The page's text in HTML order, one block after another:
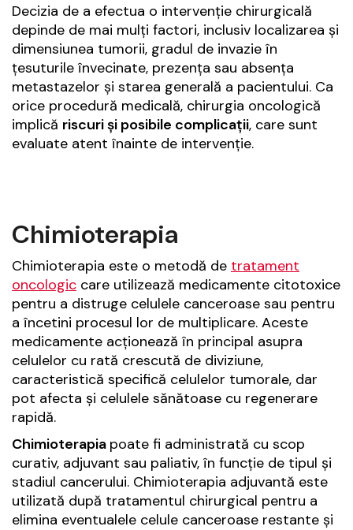
Decizia de a efectua o intervenție chirurgicală
depinde de mai mulți factori, inclusiv localizarea și
dimensiunea tumorii, gradul de invazie în
țesuturile învecinate, prezența sau absența
metastazelor și starea generală a pacientului. Ca
orice procedură medicală, chirurgia oncologică
implică riscuri și posibile complicații, care sunt
evaluate atent înainte de intervenție.
Chimioterapia
Chimioterapia este o metodă de tratament
oncologic care utilizează medicamente citotoxice
pentru a distruge celulele canceroase sau pentru
a încetini procesul lor de multiplicare. Aceste
medicamente acționează în principal asupra
celulelor cu rată crescută de diviziune,
caracteristică specifică celulelor tumorale, dar
pot afecta și celulele sănătoase cu regenerare
rapidă.
Chimioterapia poate fi administrată cu scop
curativ, adjuvant sau paliativ, în funcție de tipul și
stadiul cancerului. Chimioterapia adjuvantă este
utilizată după tratamentul chirurgical pentru a
elimina eventualele celule canceroase restante și